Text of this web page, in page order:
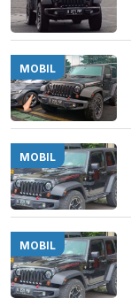
MOBIL
MOBIL
MOBIL